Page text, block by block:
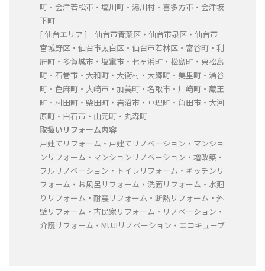
町・会津若松市・塩川町・湯川村・喜多方市・会津坂
下町
[ 仙台エリア ] 仙台市青葉区・仙台市泉区・仙台市
宮城野区・仙台市太白区・仙台市若林区・富谷町・利
府町・多賀城市・塩竃市・七ヶ浜町・松島町・東松島
町・石巻市・大和町・大衡村・大郷町・美里町・涌谷
町・色麻町・大崎市・加美町・名取市・川崎町・蔵王
町・村田町・柴田町・岩沼市・亘理町・角田市・大河
原町・白石市・山元町・丸森町
取扱いリフォーム内容
戸建てリフォーム・戸建てリノベーション・マンショ
ンリフォーム・マンションリノベーション・増改築・
フルリノベーション・トイレリフォーム・キッチンリ
フォーム・お風呂リフォーム・洗面リフォーム・水廻
りリフォーム・耐震リフォーム・断熱リフォーム・外
壁リフォーム・古民家リフォーム・リノベーション・
介護リフォーム・MUJIリノベーション・エコキューブ